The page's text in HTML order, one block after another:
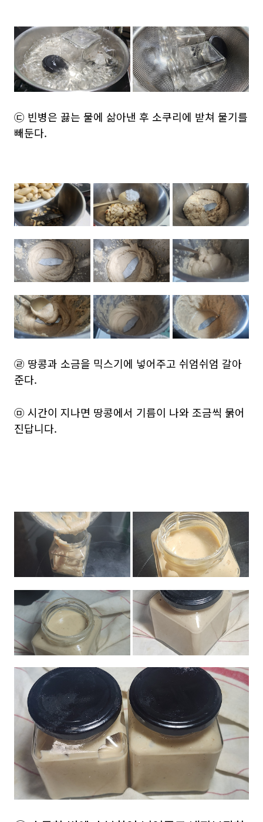
㉢ 빈병은 끓는 물에 삶아낸 후 소쿠리에 받쳐 물기를
빼둔다.
㉣ 땅콩과 소금을 믹스기에 넣어주고 쉬엄쉬엄 갈아
준다.
㉤ 시간이 지나면 땅콩에서 기름이 나와 조금씩 묽어
진답니다.